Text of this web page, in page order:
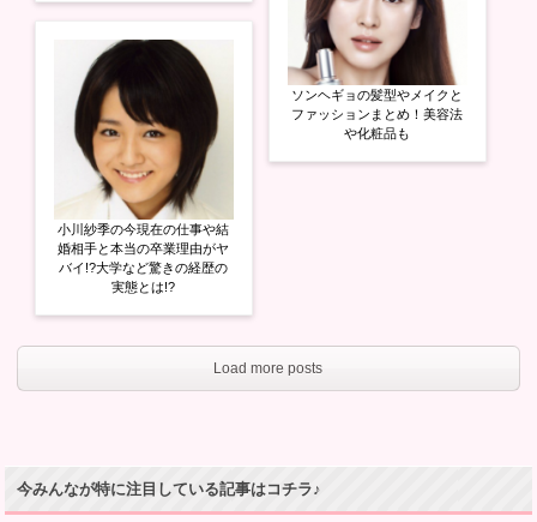
小川紗季の今現在の仕事や結
婚相手と本当の卒業理由がヤ
バイ!?大学など驚きの経歴の
実態とは!?
ソンヘギョの髪型やメイクと
ファッションまとめ！美容法
や化粧品も
Load more posts
今みんなが特に注目している記事はコチラ♪